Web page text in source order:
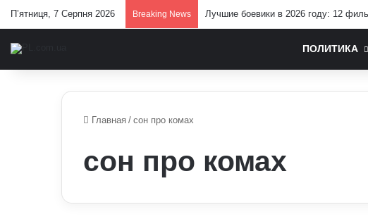
П’ятниця, 7 Серпня 2026 Breaking News Лучшие боевики в 2026 году: 12
ПОЛИТИКА
Главная / сон про комах
сон про комах